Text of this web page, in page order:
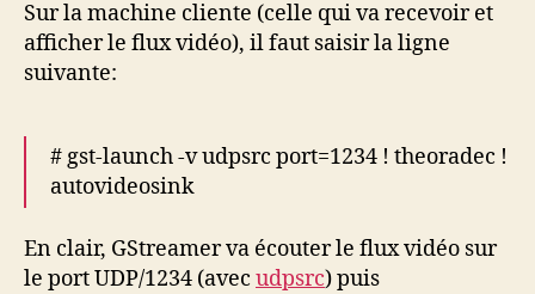
Sur la machine cliente (celle qui va recevoir et
afficher le flux vidéo), il faut saisir la ligne
suivante:
# gst-launch -v udpsrc port=1234 ! theoradec !
autovideosink
En clair, GStreamer va écouter le flux vidéo sur
le port UDP/1234 (avec udpsrc) puis